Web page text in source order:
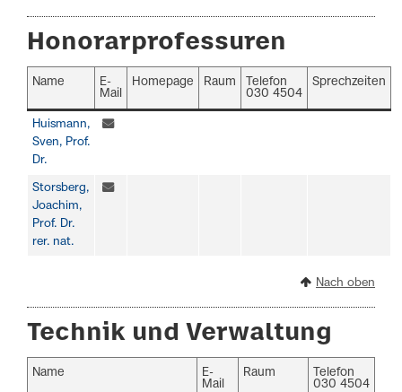
Honorarprofessuren
Name
E-
Mail
Homepage Raum
Telefon
030 4504
Sprechzeiten
Huismann,
Sven, Prof.
Dr.
Storsberg,
Joachim,
Prof. Dr.
rer. nat.
Nach oben
Technik und Verwaltung
Name
E-
Mail
Raum
Telefon
030 4504